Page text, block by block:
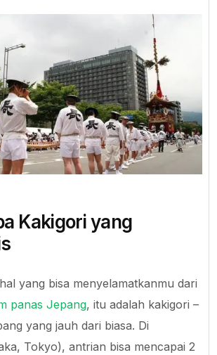
Kakigori yang
yang bisa menyelamatkanmu dari
panas Jepang, itu adalah kakigori –
yang jauh dari biasa. Di
Tokyo), antrian bisa mencapai 2